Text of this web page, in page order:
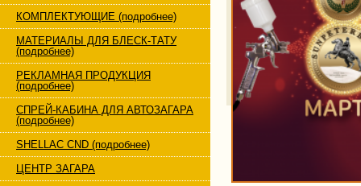
КОМПЛЕКТУЮЩИЕ (подробнее)
МАТЕРИАЛЫ ДЛЯ БЛЕСК-ТАТУ
(подробнее)
РЕКЛАМНАЯ ПРОДУКЦИЯ
(подробнее)
СПРЕЙ-КАБИНА ДЛЯ АВТОЗАГАРА
(подробнее)
SHELLAC CND (подробнее)
ЦЕНТР ЗАГАРА